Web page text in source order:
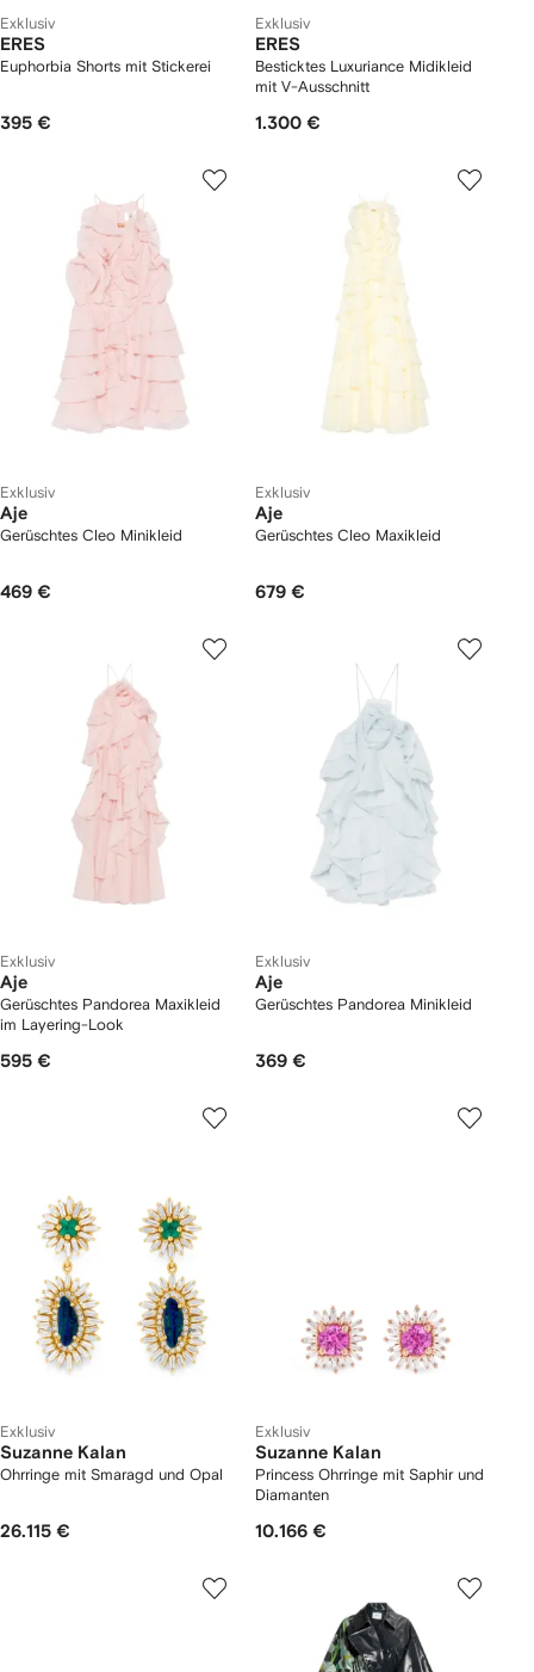
Exklusiv
ERES
Euphorbia Shorts mit Stickerei
395 €
Exklusiv
ERES
Besticktes Luxuriance Midikleid
mit V-Ausschnitt
1.300 €
Exklusiv
Aje
Gerüschtes Cleo Minikleid
469 €
Exklusiv
Aje
Gerüschtes Cleo Maxikleid
679 €
Exklusiv
Aje
Gerüschtes Pandorea Maxikleid
im Layering-Look
595 €
Exklusiv
Aje
Gerüschtes Pandorea Minikleid
369 €
Exklusiv
Suzanne Kalan
Ohrringe mit Smaragd und Opal
26.115 €
Exklusiv
Suzanne Kalan
Princess Ohrringe mit Saphir und
Diamanten
10.166 €